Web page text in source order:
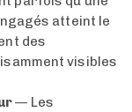
atteint le
des
visibles
— Les